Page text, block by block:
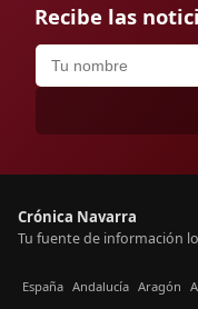
Recibe las
Crónica Navarra
Tu fuente de información
España Andalucía Aragón